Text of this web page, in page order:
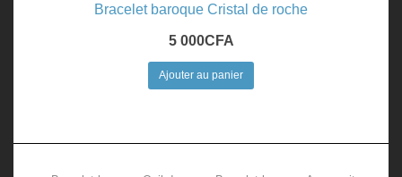
Bracelet baroque Cristal de roche
5 000CFA
Ajouter au panier